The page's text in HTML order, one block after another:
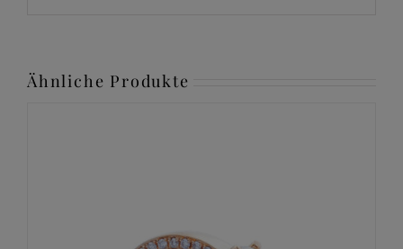
Ähnliche Produkte